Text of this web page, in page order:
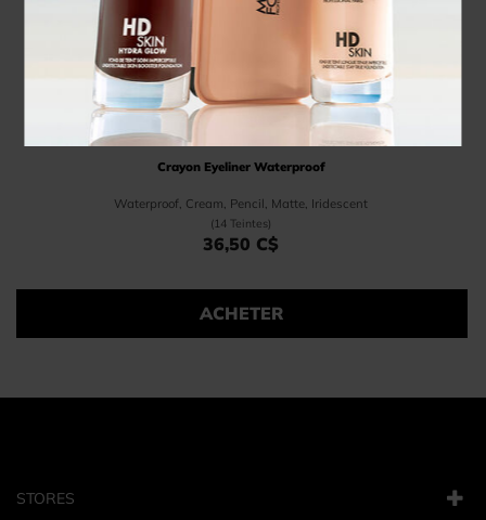
AQUA RESIST COLOR PENCIL
Crayon Eyeliner Waterproof
Waterproof, Cream, Pencil, Matte, Iridescent
(14 Teintes)
36,50 C$Price 36,50 C$
ACHETER
STORES